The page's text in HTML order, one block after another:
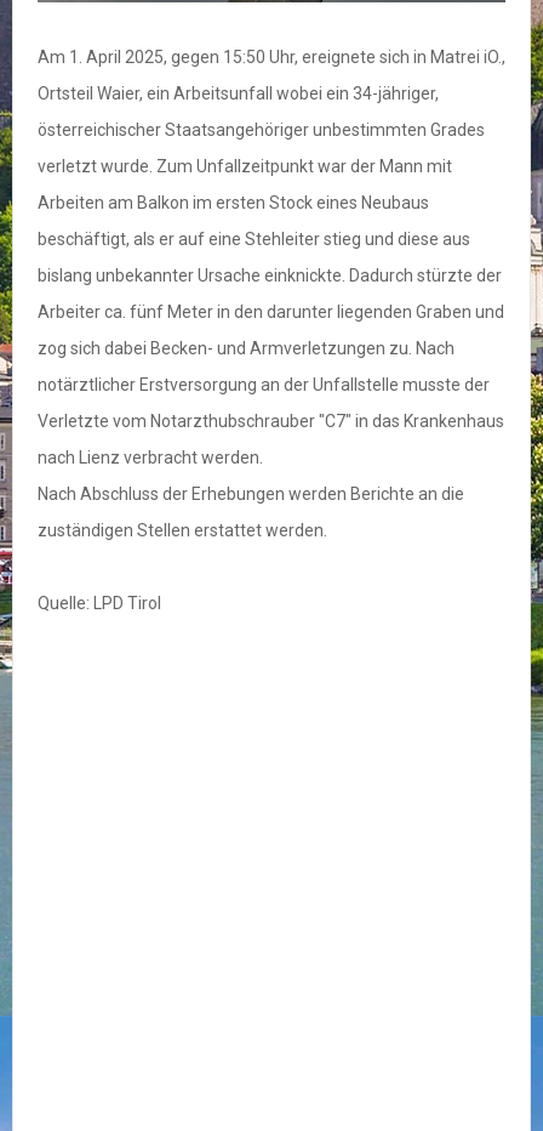
Am 1. April 2025, gegen 15:50 Uhr, ereignete sich in Matrei iO.,
Ortsteil Waier, ein Arbeitsunfall wobei ein 34-jähriger,
österreichischer Staatsangehöriger unbestimmten Grades
verletzt wurde. Zum Unfallzeitpunkt war der Mann mit
Arbeiten am Balkon im ersten Stock eines Neubaus
beschäftigt, als er auf eine Stehleiter stieg und diese aus
bislang unbekannter Ursache einknickte. Dadurch stürzte der
Arbeiter ca. fünf Meter in den darunter liegenden Graben und
zog sich dabei Becken- und Armverletzungen zu. Nach
notärztlicher Erstversorgung an der Unfallstelle musste der
Verletzte vom Notarzthubschrauber "C7" in das Krankenhaus
nach Lienz verbracht werden.
Nach Abschluss der Erhebungen werden Berichte an die
zuständigen Stellen erstattet werden.
Quelle: LPD Tirol